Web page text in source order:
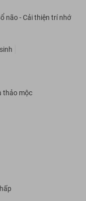
não - Cải thiện trí nhớ
thảo mộc